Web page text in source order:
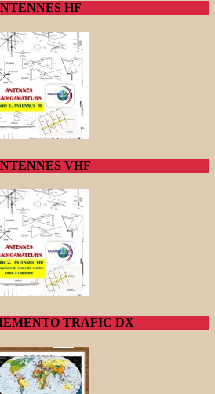
HF
VHF
TRAFIC DX